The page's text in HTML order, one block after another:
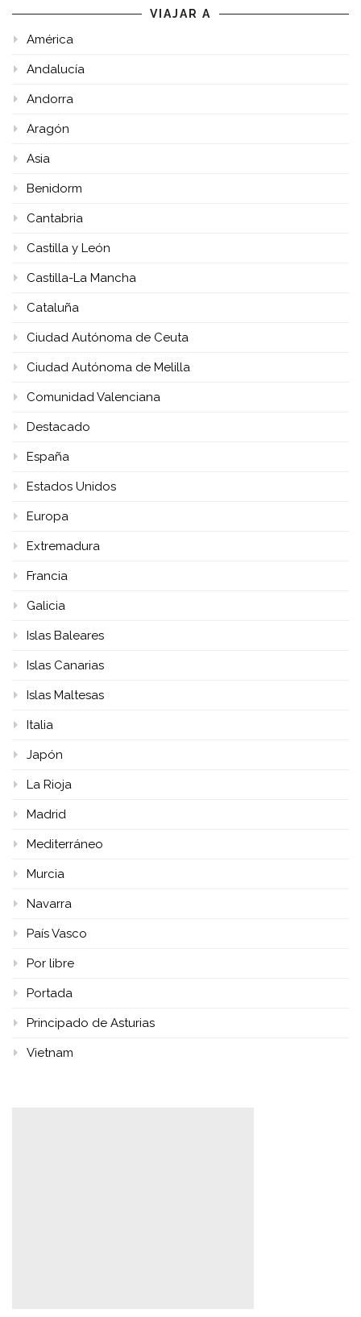
VIAJAR A
América
Andalucía
Andorra
Aragón
Asia
Benidorm
Cantabria
Castilla y León
Castilla-La Mancha
Cataluña
Ciudad Autónoma de Ceuta
Ciudad Autónoma de Melilla
Comunidad Valenciana
Destacado
España
Estados Unidos
Europa
Extremadura
Francia
Galicia
Islas Baleares
Islas Canarias
Islas Maltesas
Italia
Japón
La Rioja
Madrid
Mediterráneo
Murcia
Navarra
País Vasco
Por libre
Portada
Principado de Asturias
Vietnam